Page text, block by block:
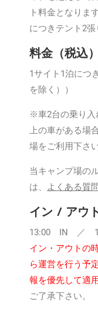
ト料金となりま
につきテント2張
料金（税込）
1サイト1泊につ
を除く））
※車2台の乗り入
上の車がある場
場をご利用下さい
当キャンプ場の
は、
よくある質問
イン / アウト
13:00 IN ／
イン・アウトの
ら運営を行う予
報を優先して適
ご了承下さい。